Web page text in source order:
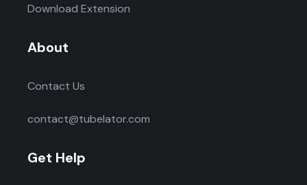
Download Extension
About
Contact Us
contact@tubelator.com
Get Help